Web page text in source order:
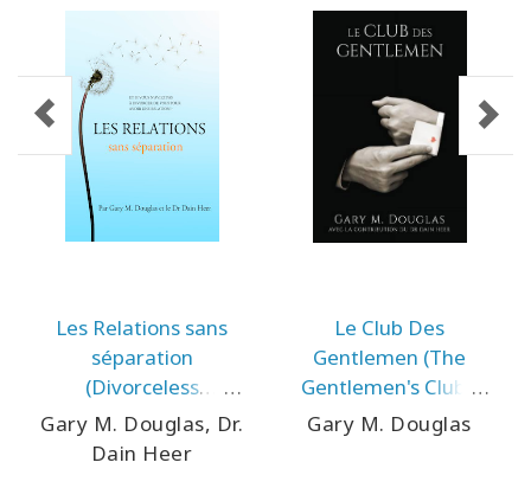
Les Relations sans
séparation
(Divorceless
Relationships - French
Version)
Gary M. Douglas, Dr.
Dain Heer
Le Club Des
Gentlemen (The
Gentlemen's Club -
French Version)
Gary M. Douglas